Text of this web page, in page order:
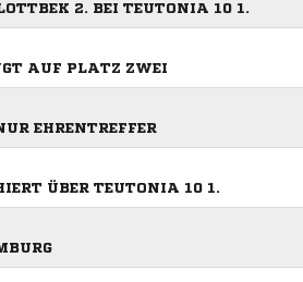
2. BEI TEUTONIA 10 1.
AUF PLATZ ZWEI
EHRENTREFFER
ÜBER TEUTONIA 10 1.